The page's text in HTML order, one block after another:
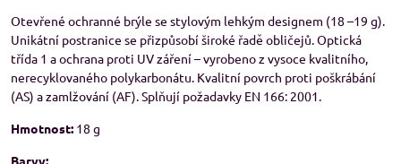
Otevřené ochranné brýle se stylovým lehkým designem (18 –19 g).
Unikátní postranice se přizpůsobí široké řadě obličejů. Optická
třída 1 a ochrana proti UV záření – vyrobeno z vysoce kvalitního,
nerecyklovaného polykarbonátu. Kvalitní povrch proti poškrábání
(AS) a zamlžování (AF). Splňují požadavky EN 166: 2001.
Hmotnost: 18 g
Barvy: